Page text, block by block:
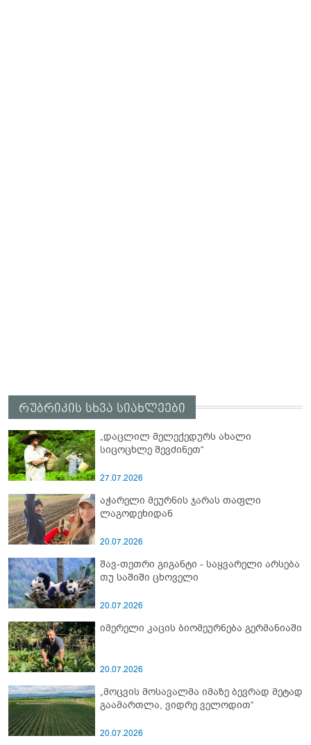
რუბრიკის სხვა სიახლეები
„დაცლილ მელექედურს ახალი
სიცოცხლე შევძინეთ“
27.07.2026
აჭარელი მეურნის ჯარას თაფლი
ლაგოდეხიდან
20.07.2026
შავ-თეთრი გიგანტი - საყვარელი არსება
თუ საშიში ცხოველი
20.07.2026
იმერელი კაცის ბიომეურნება გერმანიაში
20.07.2026
„მოცვის მოსავალმა იმაზე ბევრად მეტად
გაამართლა, ვიდრე ველოდით“
20.07.2026